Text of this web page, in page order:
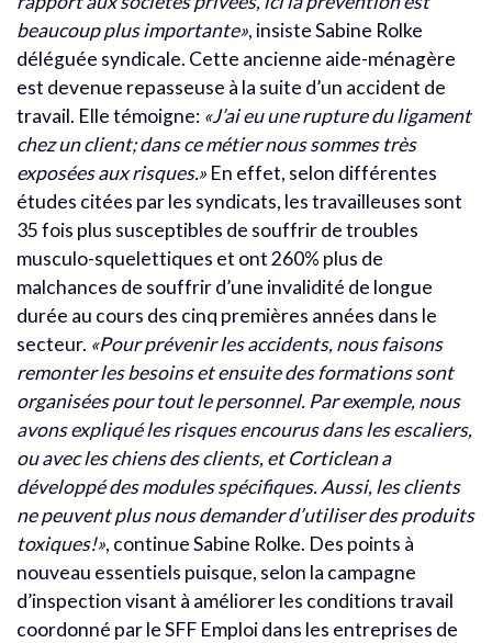
beaucoup plus importante», insiste Sabine Rolke
déléguée syndicale. Cette ancienne aide-ménagère
est devenue repasseuse à la suite d’un accident de
travail. Elle témoigne: «J’ai eu une rupture du ligament
chez un client; dans ce métier nous sommes très
exposées aux risques.» En effet, selon différentes
études citées par les syndicats, les travailleuses sont
35 fois plus susceptibles de souffrir de troubles
musculo-squelettiques et ont 260% plus de
malchances de souffrir d’une invalidité de longue
durée au cours des cinq premières années dans le
secteur. «Pour prévenir les accidents, nous faisons
remonter les besoins et ensuite des formations sont
organisées pour tout le personnel. Par exemple, nous
avons expliqué les risques encourus dans les escaliers,
ou avec les chiens des clients, et Corticlean a
développé des modules spécifiques. Aussi, les clients
ne peuvent plus nous demander d’utiliser des produits
toxiques!», continue Sabine Rolke. Des points à
nouveau essentiels puisque, selon la campagne
d’inspection visant à améliorer les conditions travail
coordonné par le SFF Emploi dans les entreprises de